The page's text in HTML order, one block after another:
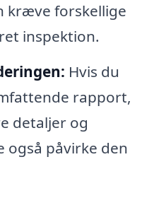
kræve forskellige
inspektion.
Hvis du
rapport,
detaljer og
også påvirke den